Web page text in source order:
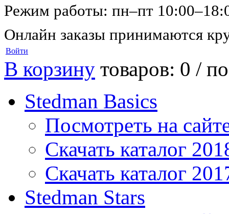
Режим работы: пн–пт
Онлайн заказы принимаются
Войти
В корзину товаров: 0 /
Stedman Basics
Посмотреть на
Скачать каталог
Скачать каталог
Stedman Stars